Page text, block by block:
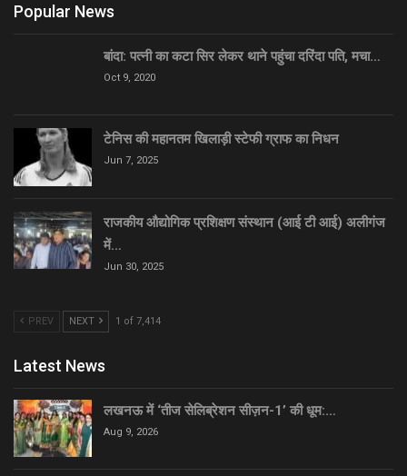
Popular News
बांदा: पत्नी का कटा सिर लेकर थाने पहुंचा दरिंदा पति, मचा…
Oct 9, 2020
टेनिस की महानतम खिलाड़ी स्टेफी ग्राफ का निधन
Jun 7, 2025
राजकीय औद्योगिक प्रशिक्षण संस्थान (आई टी आई) अलीगंज
में…
Jun 30, 2025
PREV NEXT 1 of 7,414
Latest News
लखनऊ में ‘तीज सेलिब्रेशन सीज़न-1’ की धूम:…
Aug 9, 2026